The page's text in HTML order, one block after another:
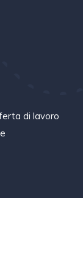
di lavoro